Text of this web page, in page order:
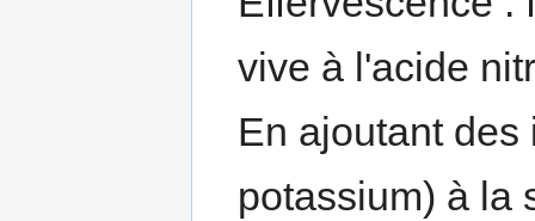
vive à l'acide
En ajoutant
potassium) à la